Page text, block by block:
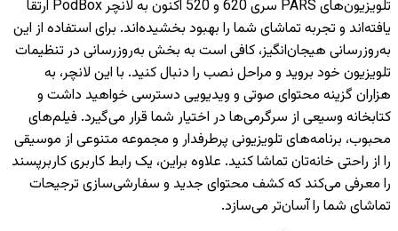
تلویزیون‌های PARS سری 620 و 520 اکنون به لانچر PodBox ارتقا
یافته‌اند و تجربه تماشای شما را بهبود بخشیده‌اند. برای استفاده از این
به‌روزرسانی هیجان‌انگیز، کافی است به بخش به‌روزرسانی در تنظیمات
تلویزیون خود بروید و مراحل نصب را دنبال کنید. با این لانچر، به
هزاران گزینه محتوای صوتی و ویدیویی دسترسی خواهید داشت و
کتابخانه وسیعی از سرگرمی‌ها در اختیار شما قرار می‌گیرد. فیلم‌های
محبوب، برنامه‌های تلویزیونی پرطرفدار و مجموعه متنوعی از موسیقی
را از راحتی خانه‌تان تماشا کنید. علاوه براین، یک رابط کاربری کاربرپسند
را معرفی می‌کند که کشف محتوای جدید و سفارشی‌سازی ترجیحات
تماشای شما را آسان‌تر می‌سازد.